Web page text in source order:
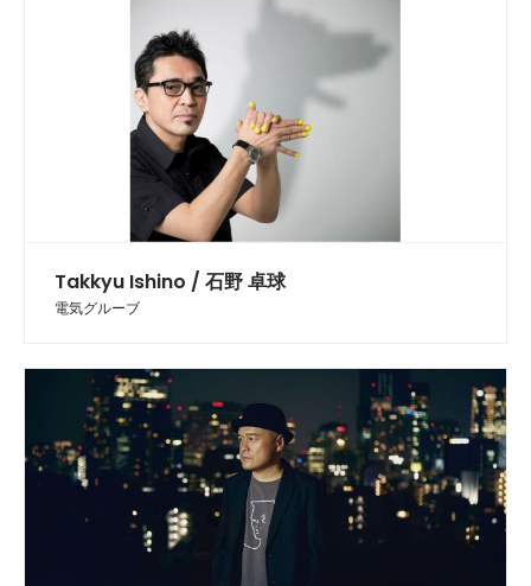
Takkyu Ishino / 石野 卓球
電気グルーブ